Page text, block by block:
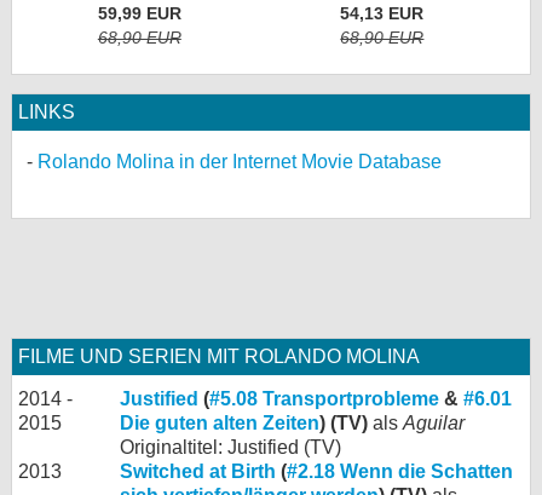
59,99 EUR
68,90 EUR
54,13 EUR
68,90 EUR
LINKS
Rolando Molina in der Internet Movie Database
FILME UND SERIEN MIT ROLANDO MOLINA
2014 -
2015
Justified (#5.08 Transportprobleme & #6.01
Die guten alten Zeiten) (TV) als Aguilar
Originaltitel: Justified (TV)
2013
Switched at Birth (#2.18 Wenn die Schatten